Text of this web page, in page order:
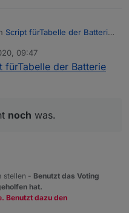
Script fürTabelle der Batterie
einfachheit halber würde
09:47
fürTabelle der Batterie
noch was.
stellen - Benutzt das Voting
hat.
Benutzt dazu den